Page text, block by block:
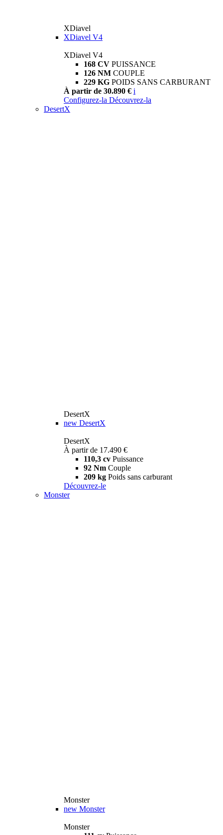
XDiavel
XDiavel V4
XDiavel V4
168 CV PUISSANCE
126 NM COUPLE
229 KG POIDS SANS CARBURANT
À partir de 30.890 € i
Configurez-la Découvrez-la
DesertX
DesertX
new DesertX
DesertX
À partir de 17.490 €
110,3 cv Puissance
92 Nm Couple
209 kg Poids sans carburant
Découvrez-le
Monster
Monster
new Monster
Monster